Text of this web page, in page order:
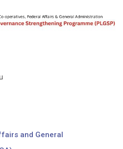
and General